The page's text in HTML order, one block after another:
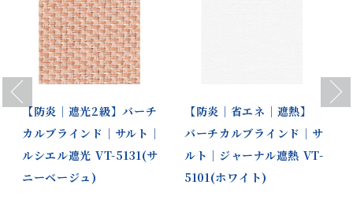
サイズや仕様によって価格が異なります。
製品タイプやスラットカラーによって製作可能な寸法や仕様が異なる
場合がございます。
操作性等は店舗にてご確認ください。
画像は撮影環境やご覧いただく画面によって色味や印象が異なる場合
がございます。
Previous
【防炎｜遮光2級】バーチ
カルブラインド｜サルト｜
ルシエル遮光 VT-5131(サ
ニーベージュ)
【防炎｜省エネ｜遮熱】
バーチカルブラインド｜サ
ルト｜ジャーナル遮熱 VT-
5101(ホワイト)
Next